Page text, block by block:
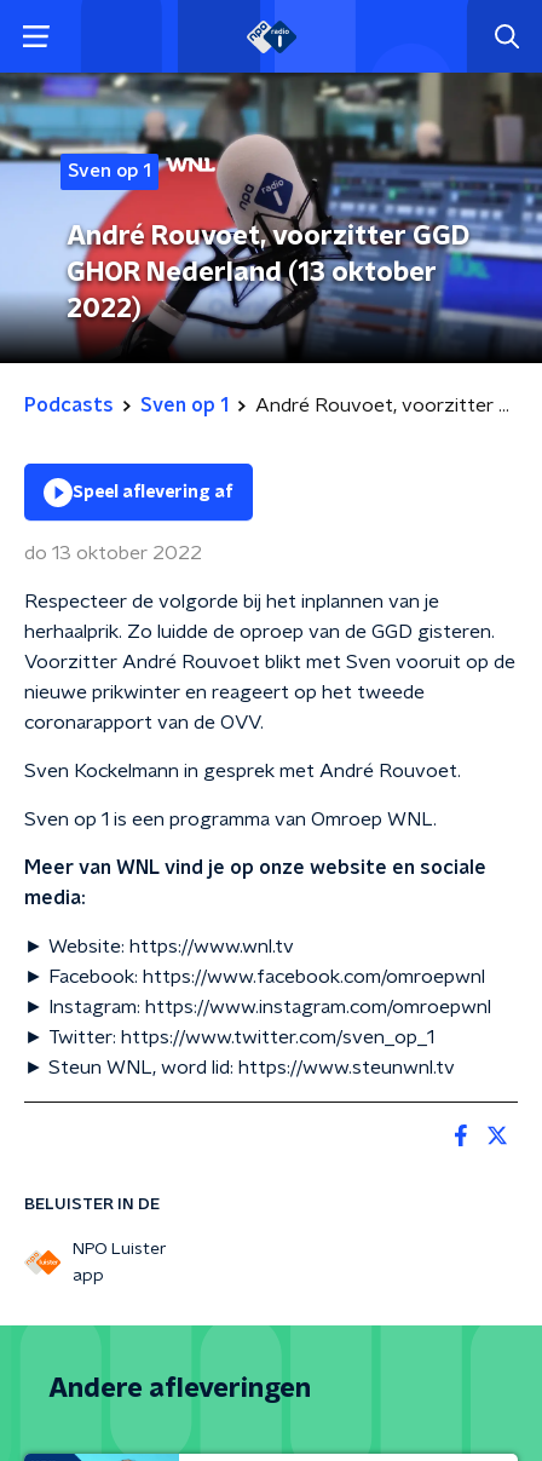
Sven op 1
André Rouvoet, voorzitter GGD
GHOR Nederland (13 oktober
2022)
Podcasts Sven op 1 André Rouvoet, voorzitter GGD GHOR Nederland (13 oktober 2022)
BELUISTER IN DE
NPO Luister
app
Speel aflevering af
do 13 oktober 2022
Respecteer de volgorde bij het inplannen van je
herhaalprik. Zo luidde de oproep van de GGD gisteren.
Voorzitter André Rouvoet blikt met Sven vooruit op de
nieuwe prikwinter en reageert op het tweede
coronarapport van de OVV.
Sven Kockelmann in gesprek met André Rouvoet.
Sven op 1 is een programma van Omroep WNL.
Meer van WNL vind je op onze website en sociale
media:
► Website: https://www.wnl.tv
► Facebook: https://www.facebook.com/omroepwnl
► Instagram: https://www.instagram.com/omroepwnl
► Twitter: https://www.twitter.com/sven_op_1
► Steun WNL, word lid: https://www.steunwnl.tv
Andere afleveringen